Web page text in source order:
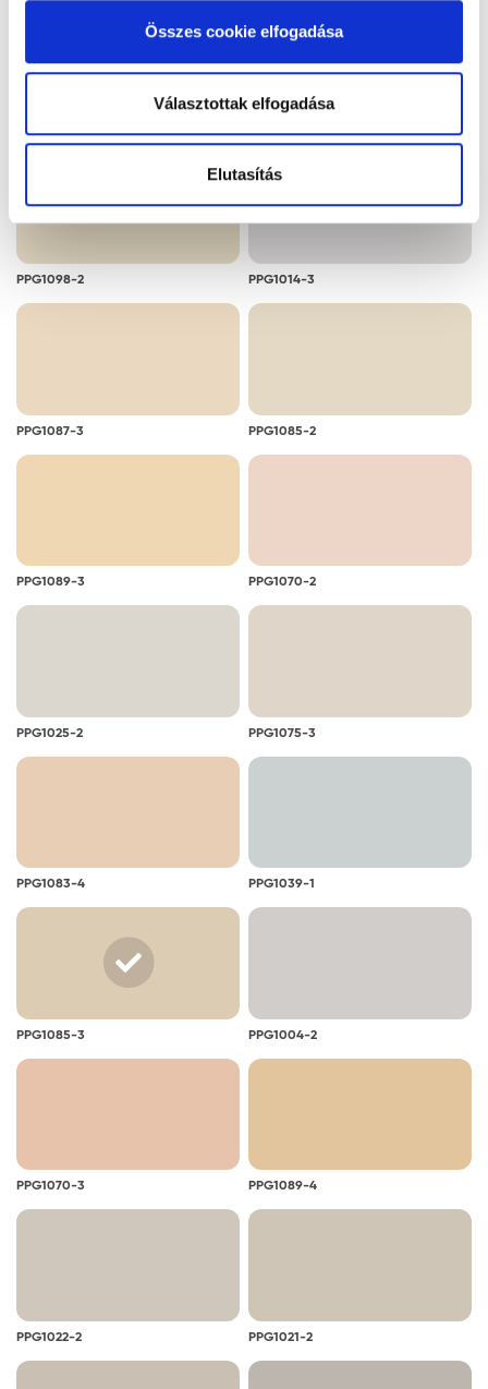
alkalmazását. A "Részletek megjelenítése” gombra
kattintással megismerheti és beállíthatja, hogy mely
cookie alkalmazását fogadja el.
Összes cookie elfogadása
Választottak elfogadása
Elutasítás
PPG1098-2 PPG1014-3
PPG1087-3 PPG1085-2
PPG1089-3 PPG1070-2
PPG1025-2 PPG1075-3
PPG1083-4 PPG1039-1
PPG1085-3 PPG1004-2
PPG1070-3 PPG1089-4
PPG1022-2 PPG1021-2